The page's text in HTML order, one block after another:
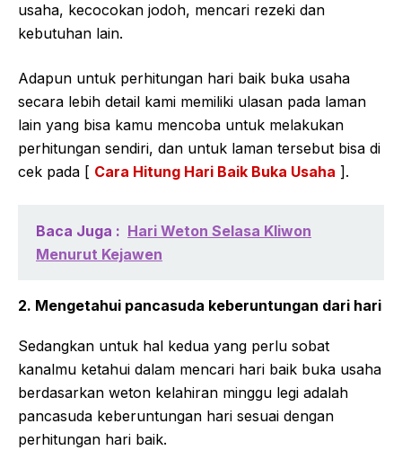
usaha, kecocokan jodoh, mencari rezeki dan
kebutuhan lain.
Adapun untuk perhitungan hari baik buka usaha
secara lebih detail kami memiliki ulasan pada laman
lain yang bisa kamu mencoba untuk melakukan
perhitungan sendiri, dan untuk laman tersebut bisa di
cek pada [ Cara Hitung Hari Baik Buka Usaha ].
Baca Juga : Hari Weton Selasa Kliwon
Menurut Kejawen
2. Mengetahui pancasuda keberuntungan dari hari
Sedangkan untuk hal kedua yang perlu sobat
kanalmu ketahui dalam mencari hari baik buka usaha
berdasarkan weton kelahiran minggu legi adalah
pancasuda keberuntungan hari sesuai dengan
perhitungan hari baik.